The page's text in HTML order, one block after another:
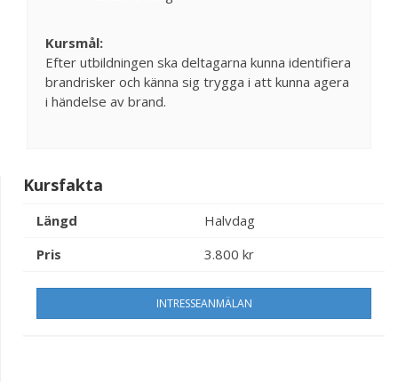
Kursmål:
Efter utbildningen ska deltagarna kunna identifiera
brandrisker och känna sig trygga i att kunna agera
i händelse av brand.
Kursfakta
Längd
Halvdag
Pris
3.800 kr
INTRESSEANMÄLAN